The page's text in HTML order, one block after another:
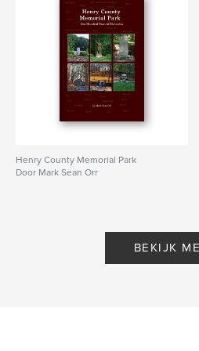
Henry County Memorial Park
Door Mark Sean Orr
BEKIJK